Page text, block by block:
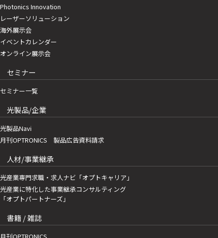
Photonics Innovation
レーザーソリューション
海外展示会
イベントカレンダー
オンライン展示会
セミナー
セミナー一覧
光製品/企業
光製品Navi
月刊OPTRONICS 製品広告資料請求
人材/事業継承
光産業専門求職・求人ナビ「オプトキャリア」
光産業に特化した事業継承コンサルティング
「オプトパートナーズ」
書籍 / 雑誌